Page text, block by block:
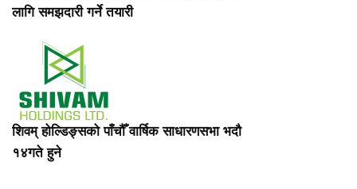
लागि समझदारी गर्ने तयारी
शिवम् होल्डिङ्सको पाँचौँ वार्षिक साधारणसभा भदौ
१४गते हुने